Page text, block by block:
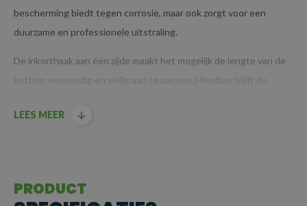
bescherming biedt tegen corrosie, maar ook zorgt voor een
duurzame en professionele uitstraling.
De inkorthaak aan één zijde maakt het mogelijk de lengte van de
ketting eenvoudig en veilig aan te passen. Hierdoor blijft de
Voor extra veiligheid wordt de ketting op spanning gebracht met
LEES MEER
PRODUCT